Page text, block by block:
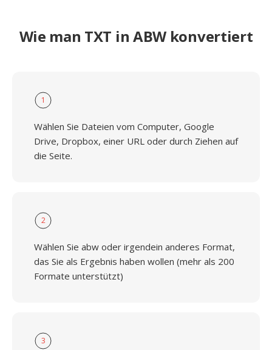
Wie man TXT in ABW konvertiert
1
Wählen Sie Dateien vom Computer, Google
Drive, Dropbox, einer URL oder durch Ziehen auf
die Seite.
2
Wählen Sie abw oder irgendein anderes Format,
das Sie als Ergebnis haben wollen (mehr als 200
Formate unterstützt)
3